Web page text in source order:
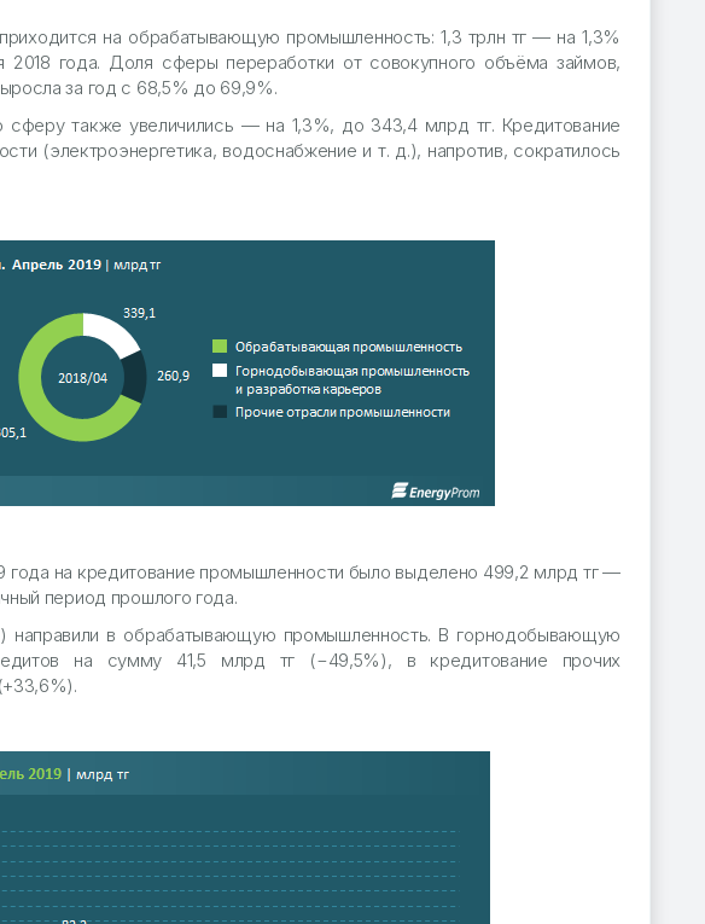
на обрабатывающую промышленность: 1,3 трлн тг — на 1,3%
года. Доля сферы переработки от совокупного объёма займов,
за год с 68,5% до 69,9%.
также увеличились — на 1,3%, до 343,4 млрд тг. Кредитование
(электроэнергетика, водоснабжение и т. д.), напротив, сократилось
года на кредитование промышленности было выделено 499,2 млрд тг —
период прошлого года.
направили в обрабатывающую промышленность. В горнодобывающую
на сумму 41,5 млрд тг (−49,5%), в кредитование прочих